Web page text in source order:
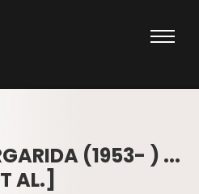
(1953- ) ...
AL.]